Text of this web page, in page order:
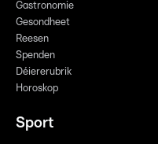
Gastronomie
Gesondheet
Reesen
Spenden
Déiererubrik
Horoskop
Sport